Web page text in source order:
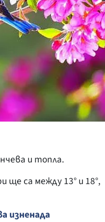
КУЛТУРА
ПРАВОСЪДИЕ
КРИМИ
ВЯРА
ОБЯВИ
ВОЙНАТА В
и топла.
са между 13° и 18°,
изненада